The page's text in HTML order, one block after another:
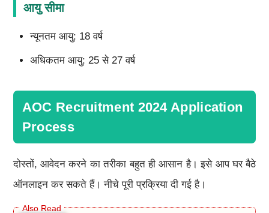
आयु सीमा
न्यूनतम आयु: 18 वर्ष
अधिकतम आयु: 25 से 27 वर्ष
AOC Recruitment 2024 Application
Process
दोस्तों, आवेदन करने का तरीका बहुत ही आसान है। इसे आप घर बैठे
ऑनलाइन कर सकते हैं। नीचे पूरी प्रक्रिया दी गई है।